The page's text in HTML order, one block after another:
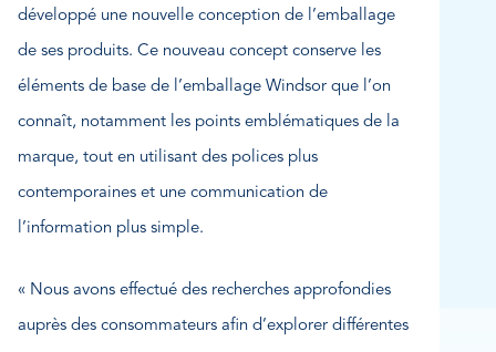
développé une nouvelle conception de l’emballage
de ses produits. Ce nouveau concept conserve les
éléments de base de l’emballage Windsor que l’on
connaît, notamment les points emblématiques de la
marque, tout en utilisant des polices plus
contemporaines et une communication de
l’information plus simple.
« Nous avons effectué des recherches approfondies
auprès des consommateurs afin d’explorer différentes